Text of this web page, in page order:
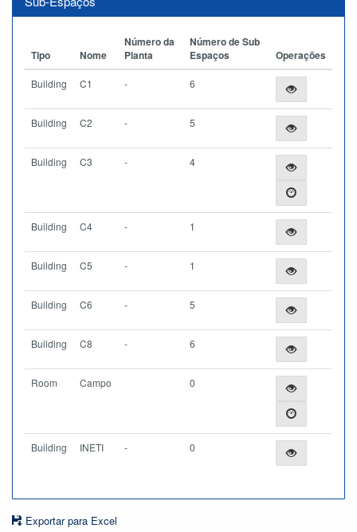
Tipo Nome
Número da
Planta
Número de Sub
Espaços
Operações
Building C1 - 6
Building C2 - 5
Building C3 - 4
Building C4 - 1
Building C5 - 1
Building C6 - 5
Building C8 - 6
Room Campo 0
Building INETI - 0
Exportar para Excel